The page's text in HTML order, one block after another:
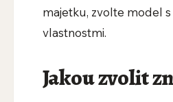
majetku, zvolte model
vlastnostmi.
Jakou zvolit